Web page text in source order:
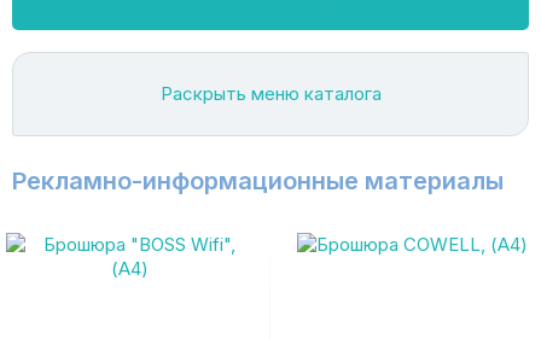
Раскрыть меню каталога
Рекламно-информационные материалы